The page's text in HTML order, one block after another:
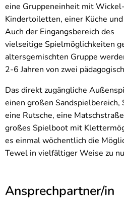
eine Gruppeneinheit mit
Kindertoiletten, einer Küche
Auch der Eingangsbereich
vielseitige Spielmöglichkeiten
altersgemischten Gruppe
2-6 Jahren von zwei
Das direkt zugängliche
einen großen Sandspielbereich,
eine Rutsche, eine
großes Spielboot mit
es einmal wöchentlich die
Tewel in vielfältiger Weise zu
Ansprechpartner/in